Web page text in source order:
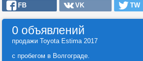
FB VK TW
0 объявлений
продажи Toyota Estima 2017
с пробегом в Волгограде.